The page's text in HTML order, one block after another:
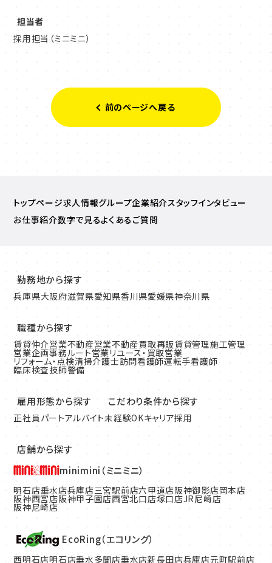
担当者
採用担当（ミニミニ）
前のページへ戻る
トップページ求人情報グループ企業紹介スタッフインタビュー
お仕事紹介数字で見るよくあるご質問
勤務地から探す
兵庫県大阪府滋賀県愛知県香川県愛媛県神奈川県
職種から探す
賃貸仲介営業不動産営業不動産買取再販賃貸管理施工管理
営業企画事務ルート営業リユース・買取営業
リフォーム・点検清掃介護士訪問看護師運転手看護師
臨床検査技師警備
雇用形態から探す
正社員 パートアルバイト
こだわり条件から探す
未経験OKキャリア採用
店舗から探す
minimini（ミニミニ）
明石店垂水店兵庫店三宮駅前店六甲道店阪神御影店岡本店
阪神西宮店阪神甲子園店西宮北口店塚口店JR尼崎店
阪神尼崎店
EcoRing（エコリング）
西明石店明石店垂水多聞店垂水店新長田店兵庫店元町駅前店